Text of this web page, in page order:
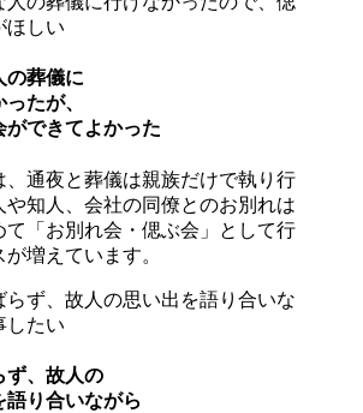
の葬儀に
たが、
ができてよかった
、通夜と葬儀は親族だけで執り行
や知人、会社の同僚とのお別れは
て「お別れ会・偲ぶ会」として行
が増えています。
ず、故⼈の
語り合いながら